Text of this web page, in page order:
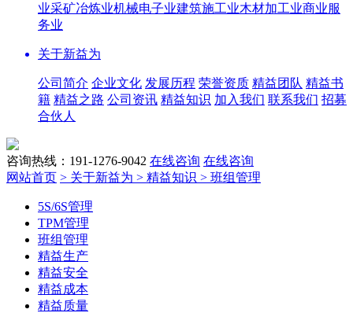
业采矿冶炼业机械电子业建筑施工业木材加工业商业服
务业
关于新益为
公司简介 企业文化 发展历程 荣誉资质 精益团队 精益书
籍 精益之路 公司资讯 精益知识 加入我们 联系我们 招募
合伙人
咨询热线：191-1276-9042 在线咨询 在线咨询
网站首页 > 关于新益为 > 精益知识 > 班组管理
5S/6S管理
TPM管理
班组管理
精益生产
精益安全
精益成本
精益质量